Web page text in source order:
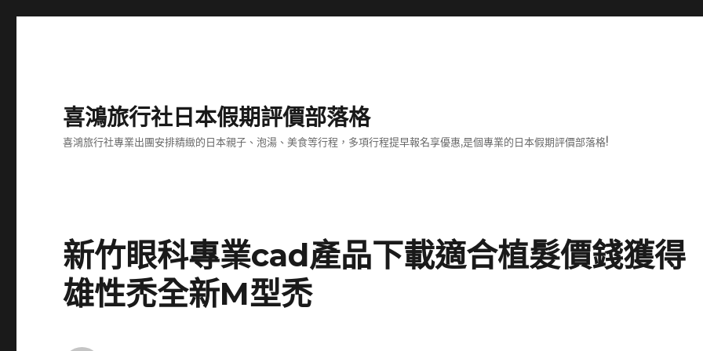
喜鴻旅行社日本假期評價部落格
喜鴻旅行社專業出團安排精緻的日本親子、泡湯、美食等行程，多項行程提早報名享優惠,是個專業的日本假期評價部落格!
新竹眼科專業cad產品下載適合植髮價錢獲得
雄性禿全新M型禿